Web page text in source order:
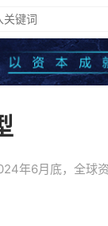
年6月底，全球